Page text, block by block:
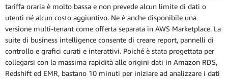
tariffa oraria è molto bassa e non prevede alcun limite di dati o
utenti né alcun costo aggiuntivo. Ne è anche disponibile una
versione multi-tenant come offerta separata in AWS Marketplace. La
suite di business intelligence consente di creare report, pannelli di
controllo e grafici curati e interattivi. Poiché è stata progettata per
collegarsi con la massima rapidità alle origini dati in Amazon RDS,
Redshift ed EMR, bastano 10 minuti per iniziare ad analizzare i dati